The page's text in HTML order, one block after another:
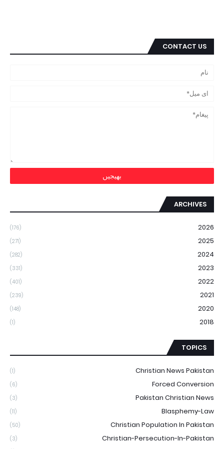
CONTACT US
ARCHIVES
2026
(176)
2025
(271)
2024
(282)
2023
(331)
2022
(401)
2021
(239)
2020
(148)
2018
(1)
TOPICS
Christian News Pakistan
(1)
Forced Conversion
(6)
Pakistan Christian News
(3)
Blasphemy-Law
(11)
Christian Population In Pakistan
(50)
Christian-Persecution-In-Pakistan
(3)